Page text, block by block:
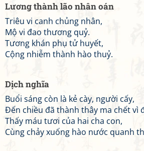
Lương thành lão nhân oán
Triêu vi canh chủng nhân,
Mộ vi đao thương quỷ.
Tương khán phụ tử huyết,
Cộng nhiễm thành hào thuỷ.
Dịch nghĩa
Buổi sáng còn là kẻ cày, người cấy,
Đến chiều đã thành thây ma chết vì
Thấy máu tươi của hai cha con,
Cùng chảy xuống hào nước quanh